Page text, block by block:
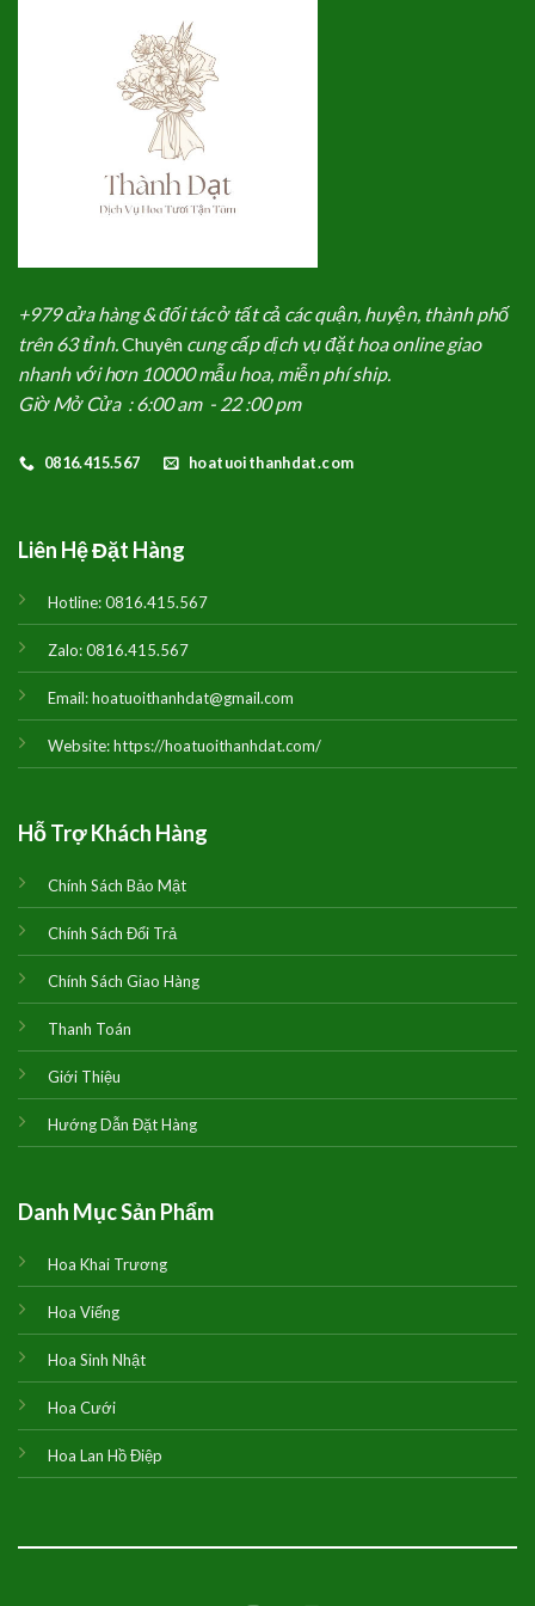
+979 cửa hàng & đối tác ở tất cả các quận, huyện, thành phố
trên 63 tỉnh.Chuyên cung cấp dịch vụ đặt hoa online giao
nhanh với hơn 10000 mẫu hoa, miễn phí ship.
Giờ Mở Cửa : 6:00 am - 22 :00 pm
0816.415.567 hoatuoithanhdat.com
Liên Hệ Đặt Hàng
Hotline:0816.415.567
Zalo:0816.415.567
Email:hoatuoithanhdat@gmail.com
Website:https://hoatuoithanhdat.com/
Hỗ Trợ Khách Hàng
Chính Sách Bảo Mật
Chính Sách Đổi Trả
Chính Sách Giao Hàng
Thanh Toán
Giới Thiệu
Hướng Dẫn Đặt Hàng
Danh Mục Sản Phẩm
Hoa Khai Trương
Hoa Viếng
Hoa Sinh Nhật
Hoa Cưới
Hoa Lan Hồ Điệp